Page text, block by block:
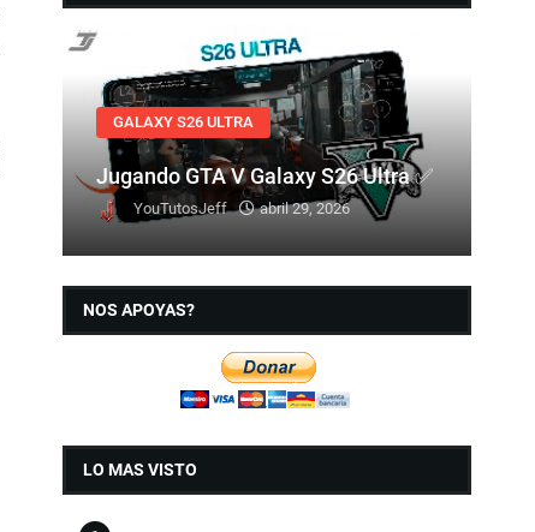
GALAXY S26 ULTRA
Jugando GTA V Galaxy S26 Ultra ✅
YouTutosJeff abril 29, 2026
NOS APOYAS?
LO MAS VISTO